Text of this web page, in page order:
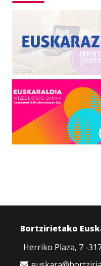
Bortzirietako
Herriko Plaza, 7 -